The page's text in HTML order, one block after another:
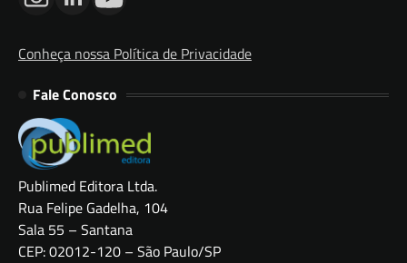
Conheça nossa Política de Privacidade
Fale Conosco
Publimed Editora Ltda.
Rua Felipe Gadelha, 104
Sala 55 – Santana
CEP: 02012-120 – São Paulo/SP